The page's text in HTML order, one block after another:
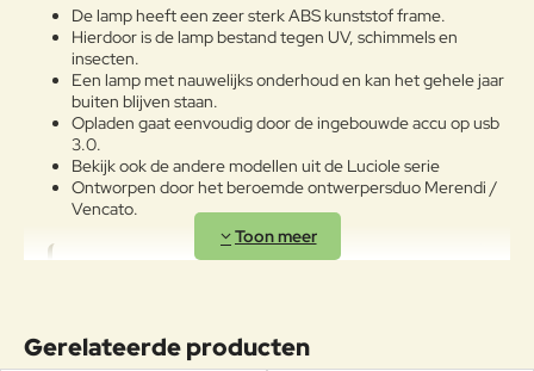
Gepoedercoat staal
RAADZAAM VOOR HET
WINTERSEIZOEN EN OP
OPPERVLAKKEN MET EEN
GEBRUIK WATER OF
DETERGENTIA EN BESCHERM
ZE MET VASELINE-OLIE OF
AUTOWAS. MOCHT U DE
TUINMEUBELEN TOCH BUITEN
LATEN STAAN IN DE WINTER,
HET BELANGRIJK REGELMATIG
De lamp heeft een zeer sterk ABS kunststof frame.
Hierdoor is de lamp bestand tegen UV, schimmels en
insecten.
Een lamp met nauwelijks onderhoud en kan het gehele jaar
buiten blijven staan.
Opladen gaat eenvoudig door de ingebouwde accu op usb
3.0.
Bekijk ook de andere modellen uit de Luciole serie
Ontworpen door het beroemde ontwerpersduo Merendi /
Vencato.
Gerelateerde producten